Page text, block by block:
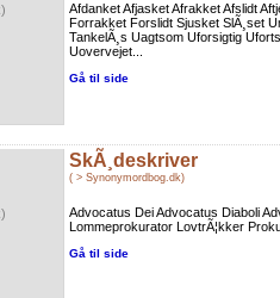
Afdanket Afjasket Afrakket Afslidt
Forrakket Forslidt Sjusket SlÃ¸set
TankelÃ¸s Uagtsom Uforsigtig
Uovervejet...
Gå til side
SkÃ¸deskriver
( > Synonymordbog.dk)
Advocatus Dei Advocatus Diaboli
Lommeprokurator LovtrÃ¦kker
Gå til side